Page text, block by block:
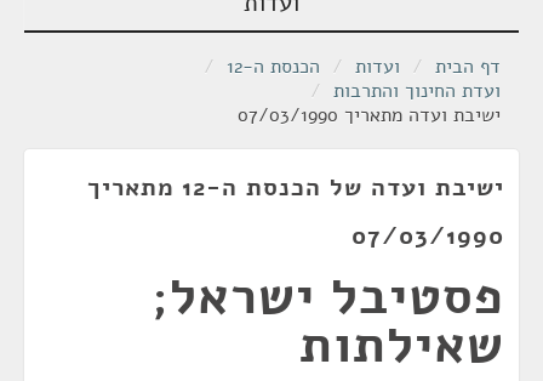
דף הבית / ועדות / הכנסת ה-12
/
ועדת החינוך והתרבות /
ישיבת ועדה מתאריך 07/03/1990
ישיבת ועדה של הכנסת ה-12 מתאריך
07/03/1990
פסטיבל ישראל;
שאילתות